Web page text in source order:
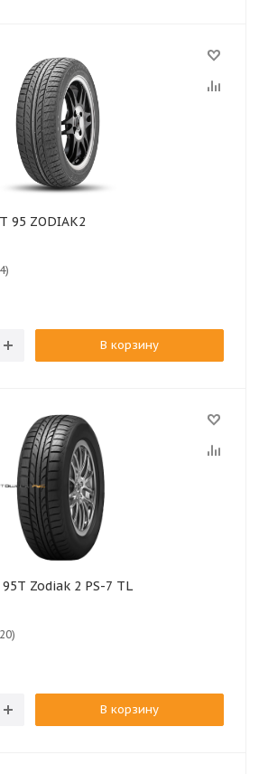
ТУНГА 195/65/15 T 95 ZODIAK2
В корзину
Zodiak 2 PS-7 TL
В корзину